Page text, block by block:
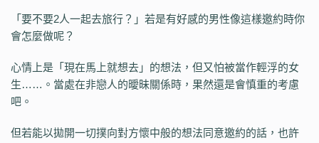
「要不要2人一起去旅行？」若是有好感的男性像這樣邀約時你
會怎麼做呢？
心情上是「現在馬上就想去」的想法，但又怕被當作輕浮的女
生……。當處在非戀人的曖昧關係時，果然還是會慎重的考慮
吧。
但若能以拋開一切撲向對方懷中般的想法同意邀約的話，也許